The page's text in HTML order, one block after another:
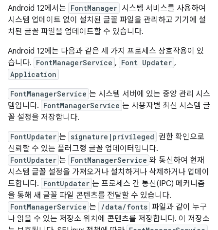
Android 12에서는 FontManager 시스템 서비스를 사용하여
시스템 업데이트 없이 설치된 글꼴 파일을 관리하고 기기에 설
치된 글꼴 파일을 업데이트할 수 있습니다.
Android 12에는 다음과 같은 세 가지 프로세스 상호작용이 있
습니다. FontManagerService , Font Updater ,
Application
FontManagerService 는 시스템 서버에 있는 중앙 관리 시스
템입니다. FontManagerService 는 사용자별 최신 시스템 글
꼴 설정을 저장합니다.
FontUpdater 는 signature|privileged 권한 확인으로
신뢰할 수 있는 플러그형 글꼴 업데이터입니다.
FontUpdater 는 FontManagerService 와 통신하여 현재
시스템 글꼴 설정을 가져오거나 설치하거나 삭제하거나 업데이
트합니다. FontUpdater 는 프로세스 간 통신(IPC) 메커니즘
을 통해 새 글꼴 파일 콘텐츠를 전달할 수 있습니다.
FontManagerService 는 /data/fonts 파일과 같이 누구
나 읽을 수 있는 저장소 위치에 콘텐츠를 저장합니다. 이 저장소